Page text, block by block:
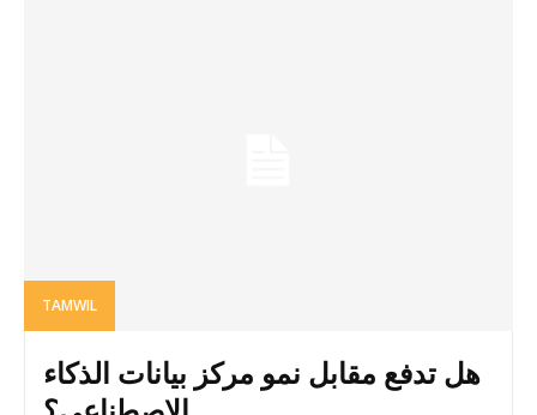
TAMWIL
هل تدفع مقابل نمو مركز بيانات الذكاء